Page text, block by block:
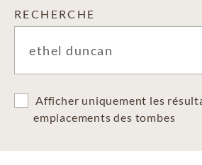
RECHERCHE
Afficher uniquement les
emplacements des tombes